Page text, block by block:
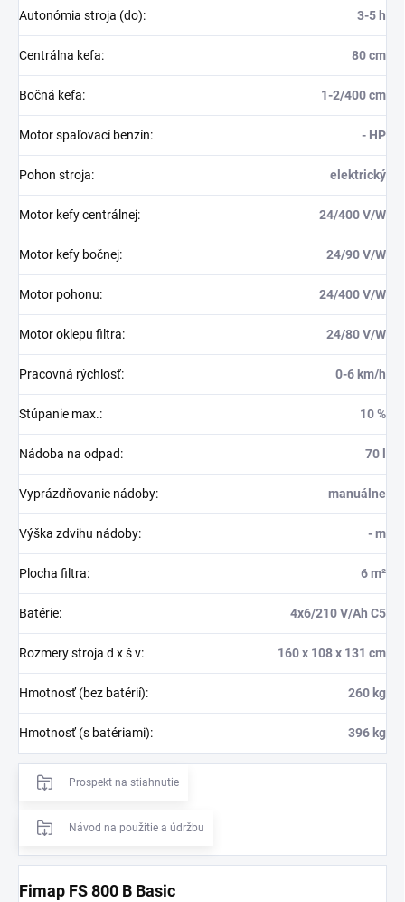
Autonómia stroja (do): 3-5 h
Centrálna kefa: 80 cm
Bočná kefa: 1-2/400 cm
Motor spaľovací benzín: - HP
Pohon stroja: elektrický
Motor kefy centrálnej: 24/400 V/W
Motor kefy bočnej: 24/90 V/W
Motor pohonu: 24/400 V/W
Motor oklepu filtra: 24/80 V/W
Pracovná rýchlosť: 0-6 km/h
Stúpanie max.: 10 %
Nádoba na odpad: 70 l
Vyprázdňovanie nádoby: manuálne
Výška zdvihu nádoby: - m
Plocha filtra: 6 m²
Batérie: 4x6/210 V/Ah C5
Rozmery stroja d x š v: 160 x 108 x 131 cm
Hmotnosť (bez batérií): 260 kg
Hmotnosť (s batériami): 396 kg
Prospekt na stiahnutie
Návod na použitie a údržbu
Fimap FS 800 B Basic